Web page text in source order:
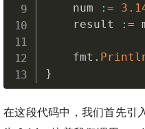
    num
:=
    result
:=
    fmt
.
}
在这段代码中，我们首先引